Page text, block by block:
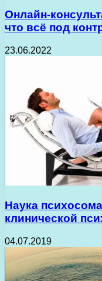
Онлайн-
что всё под
23.06.2022
Наука
клинической
04.07.2019